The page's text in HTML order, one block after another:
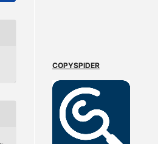
COPYSPIDER